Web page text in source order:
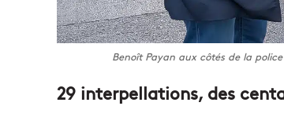
Benoît Payan aux côtés de la
29 interpellations, des